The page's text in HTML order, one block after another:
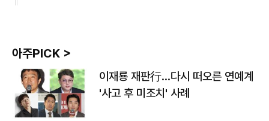
아주PICK >
이재룡 재판行…다시 떠오른 연예계
'사고 후 미조치' 사례